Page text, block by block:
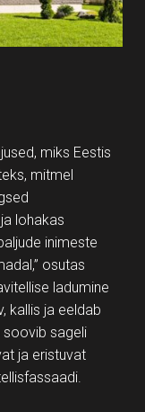
miks Eestis
mitmel
lohakas
inimeste
osutas
ladumine
kallis ja eeldab
soovib sageli
ja eristuvat